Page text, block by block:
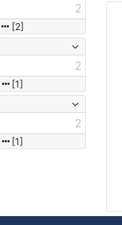
2
[2]
2
[1]
2
[1]